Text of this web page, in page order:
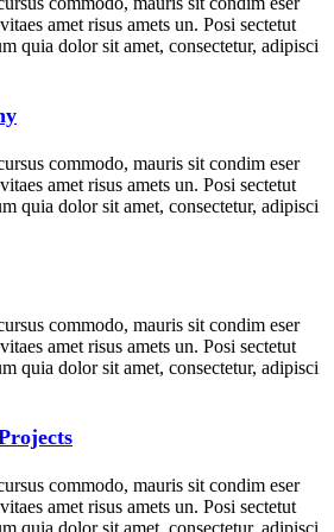
amet risus amets un. Posi sectetut
quia dolor sit amet, consectetur, adipisci
commodo, mauris sit condim eser
amet risus amets un. Posi sectetut
quia dolor sit amet, consectetur, adipisci
commodo, mauris sit condim eser
amet risus amets un. Posi sectetut
quia dolor sit amet, consectetur, adipisci
commodo, mauris sit condim eser
amet risus amets un. Posi sectetut